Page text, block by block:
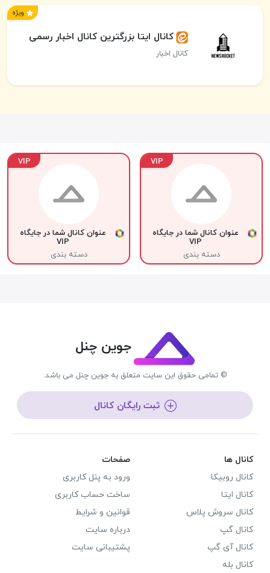
ویژه
کانال ایتا بزرگترین کانال اخبار رسمی
کانال اخبار
VIP
عنوان کانال شما در جایگاه
VIP
دسته بندی
VIP
عنوان کانال شما در جایگاه
VIP
دسته بندی
جوین چنل
© تمامی حقوق این سایت متعلق به جوین چنل می باشد.
ثبت رایگان کانال
کانال ها
کانال روبیکا
کانال ایتا
کانال سروش پلاس
کانال گپ
کانال آی گپ
کانال بله
صفحات
ورود به پنل کاربری
ساخت حساب کاربری
قوانین و شرایط
درباره سایت
پشتیبانی سایت